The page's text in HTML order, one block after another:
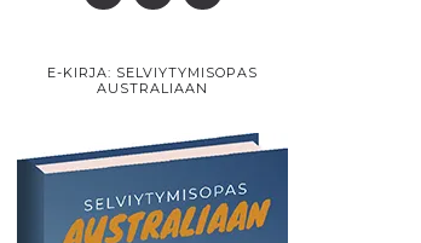
E-KIRJA: SELVIYTYMISOPAS
AUSTRALIAAN